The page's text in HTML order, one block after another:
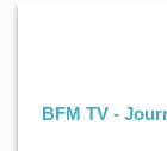
BFM TV -